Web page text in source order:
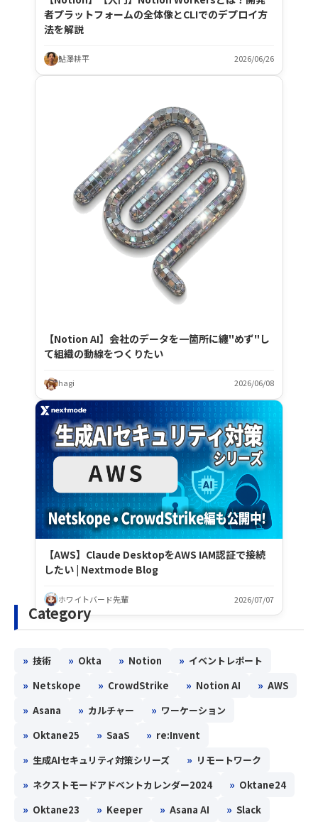
者プラットフォームの全体像とCLIでのデプロイ方
法を解説
鮎澤耕平 2026/06/26
【Notion AI】会社のデータを一箇所に纏"めず"し
て組織の動線をつくりたい
hagi 2026/06/08
【AWS】Claude DesktopをAWS IAM認証で接続
したい | Nextmode Blog
ホワイトバード先輩 2026/07/07
Category
» 技術 » Okta » Notion » イベントレポート
» Netskope » CrowdStrike » Notion AI » AWS
» Asana » カルチャー » ワーケーション
» Oktane25 » SaaS » re:Invent
» 生成AIセキュリティ対策シリーズ » リモートワーク
» ネクストモードアドベントカレンダー2024 » Oktane24
» Oktane23 » Keeper » Asana AI » Slack